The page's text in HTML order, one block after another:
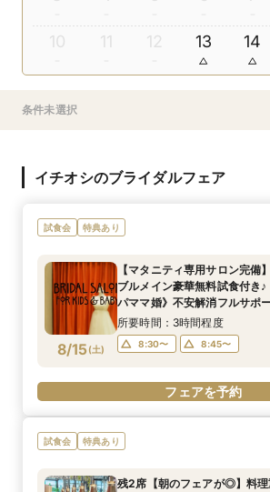
10 11 12 13 14
条件未選択
イチオシのブライダルフェア
試食会 特典あり
8/15(土)
【マタニティ専用サロン完備
ブルメイン豪華無料試食付き
パママ婚》不安解消フルサポ
優待(最大36万円)
所要時間：3時間程度
8:30〜 8:45〜
フェアを予約
試食会 特典あり
残2席【朝のフェアが◎】料理